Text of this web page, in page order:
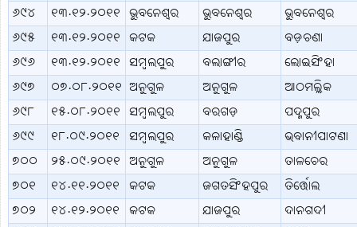
୬୯୪
୧୩.୧୨.୨୦୧୧ ଭୁବନେଶ୍ବର ଭୁବନେଶ୍ବର
ଭୁବନେଶ୍ବର
୬୯୫
୧୩.୧୨.୨୦୧୧ କଟକ ଯାଜପୁର
ବଡ଼ଚଣା
୬୯୬
୧୩.୧୨.୨୦୧୧ ସମ୍ବଲପୁର ବଲାଙ୍ଗୀର
ଲୋଇସିଂହା
୬୯୭
୦୭.୦୮.୨୦୧୧ ଅନୁଗୁଳ ଅନୁଗୁଳ
ଆଠମଲ୍ଲିକ
୬୯୮
୧୫.୦୮.୨୦୧୧ ସମ୍ବଲପୁର ବରଗଡ଼
ପଦ୍ମପୁର
୬୯୯
୧୮.୦୯.୨୦୧୧ ସମ୍ବଲପୁର କଳାହାଣ୍ଡି
ଭବାନୀପାଟଣା
୭୦୦
୨୫.୦୯.୨୦୧୧ ଅନୁଗୁଳ ଅନୁଗୁଳ
ତାଳଚେର
୭୦୧
୧୪.୧୧.୨୦୧୧ କଟକ ଜଗତସିଂହପୁର
ତିର୍ତ୍ତୋଲ
୭୦୨
୧୪.୧୨.୨୦୧୧ କଟକ ଯାଜପୁର
ଦାନଗଦୀ